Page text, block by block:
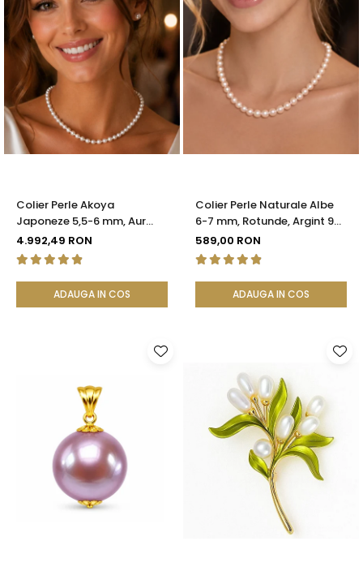
Colier Perle Akoya
Japoneze 5,5-6 mm, Aur
Galben 14K cu Închizătoare
Filigranată | KASKADDA®
4.992,49 RON
ADAUGA IN COS
Colier Perle Naturale Albe
6-7 mm, Rotunde, Argint 925
| KASKADDA®
589,00 RON
ADAUGA IN COS